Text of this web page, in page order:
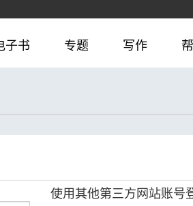
子书 专题 写作
使用其他第三方网站账号